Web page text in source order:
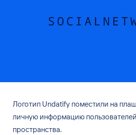
Логотип Undatify поместили на
личную информацию
пространства.